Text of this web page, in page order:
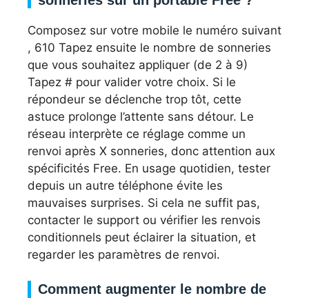
Composez sur votre mobile le numéro suivant
, 610 Tapez ensuite le nombre de sonneries
que vous souhaitez appliquer (de 2 à 9)
Tapez # pour valider votre choix. Si le
répondeur se déclenche trop tôt, cette
astuce prolonge l’attente sans détour. Le
réseau interprète ce réglage comme un
renvoi après X sonneries, donc attention aux
spécificités Free. En usage quotidien, tester
depuis un autre téléphone évite les
mauvaises surprises. Si cela ne suffit pas,
contacter le support ou vérifier les renvois
conditionnels peut éclairer la situation, et
regarder les paramètres de renvoi.
Comment augmenter le nombre de